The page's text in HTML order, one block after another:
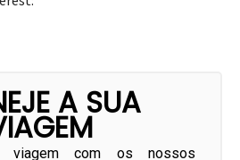
A SUA
viagem com os nossos